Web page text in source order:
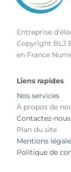
Entreprise
Copyright BLJ
en France
Liens rapides
Nos services
À propos de
Contactez-nous
Plan du site
Mentions
Politique de